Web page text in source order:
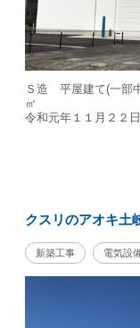
Ｓ造 平屋建て(一部
令和元年１１月２２
クスリのアオキ土
新築工事 電気設